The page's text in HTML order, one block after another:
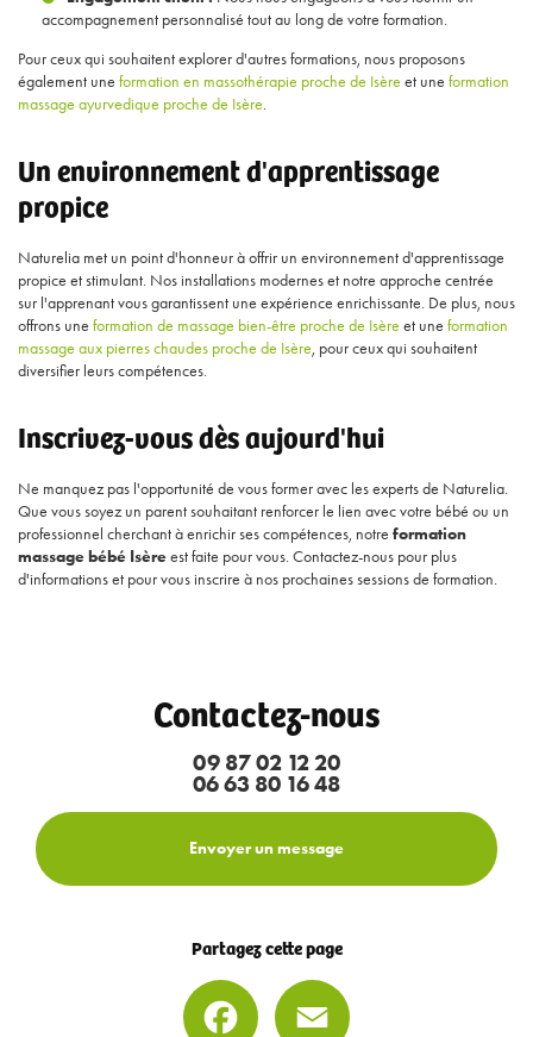
accompagnement personnalisé tout au long de votre formation.
Pour ceux qui souhaitent explorer d'autres formations, nous proposons
également une formation en massothérapie proche de Isère et une formation
massage ayurvedique proche de Isère.
Un environnement d'apprentissage
propice
Naturelia met un point d'honneur à offrir un environnement d'apprentissage
propice et stimulant. Nos installations modernes et notre approche centrée
sur l'apprenant vous garantissent une expérience enrichissante. De plus, nous
offrons une formation de massage bien-être proche de Isère et une formation
massage aux pierres chaudes proche de Isère, pour ceux qui souhaitent
diversifier leurs compétences.
Inscrivez-vous dès aujourd'hui
Ne manquez pas l'opportunité de vous former avec les experts de Naturelia.
Que vous soyez un parent souhaitant renforcer le lien avec votre bébé ou un
professionnel cherchant à enrichir ses compétences, notre formation
massage bébé Isèreest faite pour vous. Contactez-nous pour plus
d'informations et pour vous inscrire à nos prochaines sessions de formation.
Contactez-nous
09 87 02 12 20
06 63 80 16 48
Envoyer un message
Partagez cette page
Facebook